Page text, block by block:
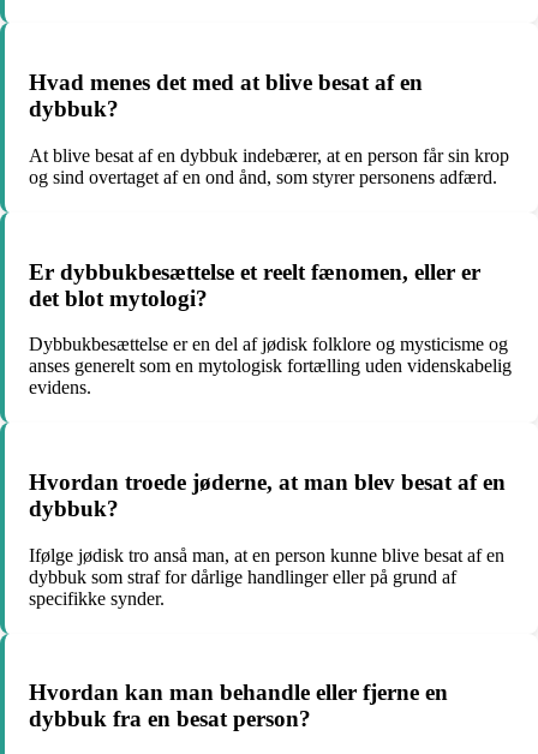
Hvad menes det med at blive besat af en
dybbuk?
At blive besat af en dybbuk indebærer, at en person får sin krop
og sind overtaget af en ond ånd, som styrer personens adfærd.
Er dybbukbesættelse et reelt fænomen, eller er
det blot mytologi?
Dybbukbesættelse er en del af jødisk folklore og mysticisme og
anses generelt som en mytologisk fortælling uden videnskabelig
evidens.
Hvordan troede jøderne, at man blev besat af en
dybbuk?
Ifølge jødisk tro anså man, at en person kunne blive besat af en
dybbuk som straf for dårlige handlinger eller på grund af
specifikke synder.
Hvordan kan man behandle eller fjerne en
dybbuk fra en besat person?